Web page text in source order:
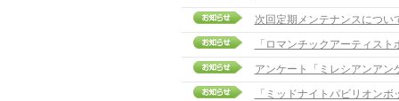
次回定期メンテナンスについ
「ロマンチックアーティス
アンケート「ミレシアンアン
「ミッドナイトパビリオン